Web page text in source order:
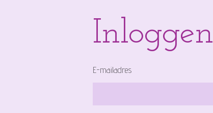
Inloggen
E-mailadres